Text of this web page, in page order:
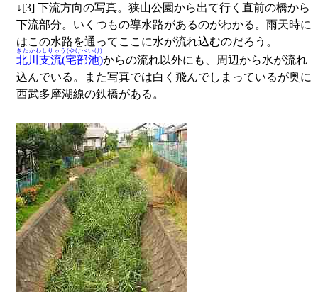
↓[3] 下流方向の写真。狭山公園から出て行く直前の橋から
下流部分。いくつもの導水路があるのがわかる。雨天時に
はこの水路を通ってここに水が流れ込むのだろう。
北川支流(宅部池)
きたかわしりゅう(やけべいけ)
からの流れ以外にも、周辺から水が流れ
込んでいる。また写真では白く飛んでしまっているが奥に
西武多摩湖線の鉄橋がある。